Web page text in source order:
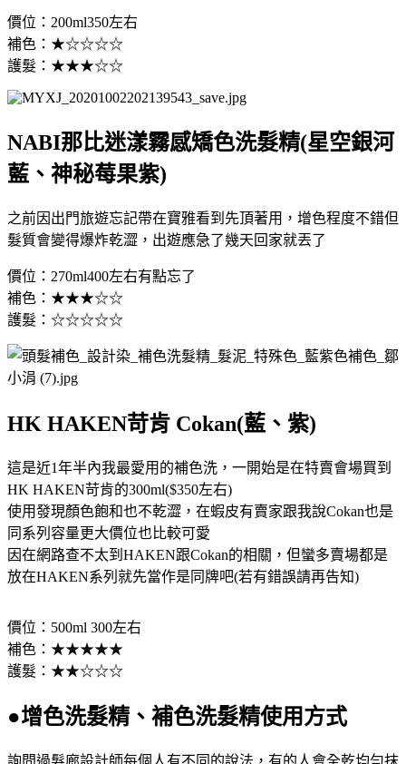
價位：200ml350左右
補色：★☆☆☆☆
護髮：★★★☆☆
NABI那比迷漾霧感矯色洗髮精(星空銀河
藍、神秘莓果紫)
之前因出門旅遊忘記帶在寶雅看到先頂著用，增色程度不錯但
髮質會變得爆炸乾澀，出遊應急了幾天回家就丟了
價位：270ml400左右有點忘了
補色：★★★☆☆
護髮：☆☆☆☆☆
HK HAKEN苛肯 Cokan(藍、紫)
這是近1年半內我最愛用的補色洗，一開始是在特賣會場買到
HK HAKEN苛肯的300ml($350左右)
使用發現顏色飽和也不乾澀，在蝦皮有賣家跟我說Cokan也是
同系列容量更大價位也比較可愛
因在網路查不太到HAKEN跟Cokan的相關，但蠻多賣場都是
放在HAKEN系列就先當作是同牌吧(若有錯誤請再告知)
價位：500ml 300左右
補色：★★★★★
護髮：★★☆☆☆
●增色洗髮精、補色洗髮精使用方式
詢問過髮廊設計師每個人有不同的說法，有的人會全乾均勻抹